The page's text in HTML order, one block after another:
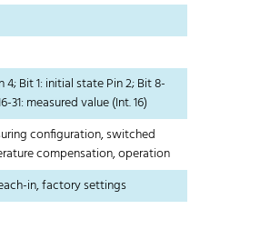
Bit 1: initial state Pin 2; Bit 8-
31: measured value (Int. 16)
configuration, switched
compensation, operation
in, factory settings